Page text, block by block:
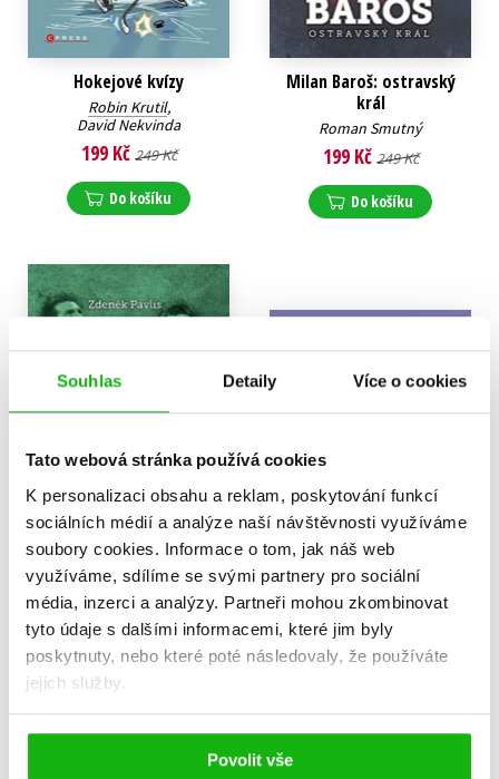
Souhlas Detaily Více o cookies
Tato webová stránka používá cookies
K personalizaci obsahu a reklam, poskytování funkcí
sociálních médií a analýze naší návštěvnosti využíváme
soubory cookies. Informace o tom, jak náš web
využíváme, sdílíme se svými partnery pro sociální
média, inzerci a analýzy. Partneři mohou zkombinovat
tyto údaje s dalšími informacemi, které jim byly
poskytnuty, nebo které poté následovaly, že používáte
jejich služby.
Povolit vše
Hokejové kvízy
Robin Krutil,
David Nekvinda
199 Kč 249 Kč
Do košíku
Milan Baroš: ostravský
král
Roman Smutný
199 Kč 249 Kč
Do košíku
Gianluigi Buffon: superman
Gigi
Zdeněk Pavlis
199 Kč
Do košíku
Fotbalové kvízy 2
Robin Krutil
199 Kč
Do košíku